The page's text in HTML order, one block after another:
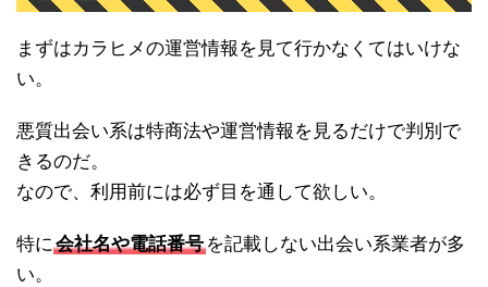
まずはカラヒメの運営情報を見て行かなくてはいけな
い。
悪質出会い系は特商法や運営情報を見るだけで判別で
きるのだ。
なので、利用前には必ず目を通して欲しい。
特に会社名や電話番号 を記載しない出会い系業者が多
い。